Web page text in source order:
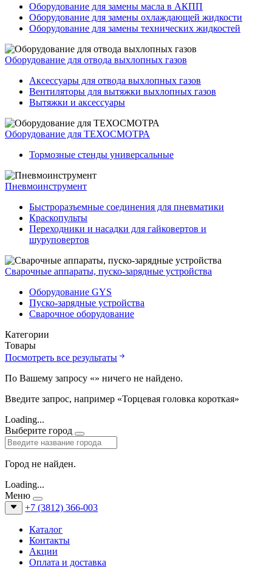
Оборудование для замены масла в АКПП
Оборудование для замены охлаждающей жидкости
Оборудование для замены технических жидкостей
Оборудование для отвода выхлопных газов
Аксессуары для отвода выхлопных газов
Вентиляторы для вытяжки выхлопных газов
Вытяжки и аксессуары
Оборудование для ТЕХОСМОТРА
Тормозные стенды универсальные
Пневмоинструмент
Быстроразъемные соединения для пневматики
Краскопульты
Переходники и насадки для гайковертов и
шуруповертов
Сварочные аппараты, пуско-зарядные устройства
Оборудование GYS
Пуско-зарядные устройства
Сварочное оборудование
Категории
Товары
Посмотреть все результаты
По Вашему запросу «» ничего не найдено.
Введите запрос, например «Торцевая головка короткая»
Loading...
Выберите город
Город не найден.
Loading...
Меню
+7 (3812) 366-003
Каталог
Контакты
Акции
Оплата и доставка